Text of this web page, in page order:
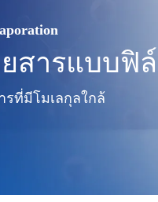
สารแบบฟิ
รที่มีโมเลกุลใกล้